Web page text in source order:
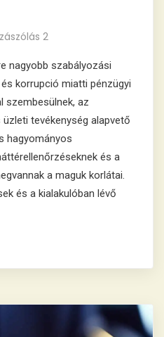
2
nagyobb szabályozási
korrupció miatti pénzügyi
szembesülnek, az
tevékenység alapvető
hagyományos
és a
a maguk korlátai.
és a kialakulóban lévő